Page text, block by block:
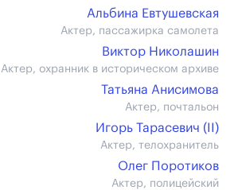
Альбина Евтушевская
Актер, пассажирка самолета
Виктор Николашин
Актер, охранник в историческом архиве
Татьяна Анисимова
Актер, почтальон
Игорь Тарасевич (II)
Актер, телохранитель
Олег Поротиков
Актер, полицейский